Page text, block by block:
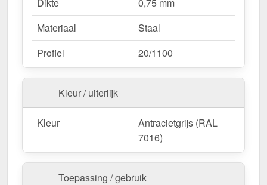
Materiaal
Staal
Profiel
20/1100
Kleur / uiterlijk
Kleur
Antracietgrijs (RAL
7016)
Toepassing / gebruik